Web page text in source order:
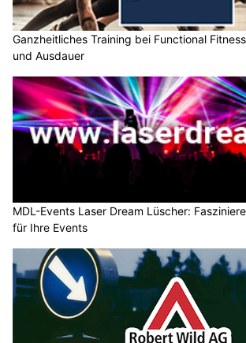
Ganzheitliches Training bei Functional
und Ausdauer
MDL-Events Laser Dream Lüscher:
für Ihre Events